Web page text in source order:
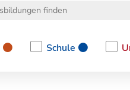
Schule